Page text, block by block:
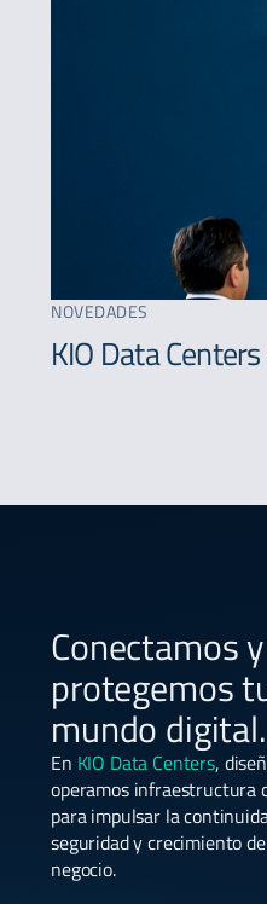
NOVEDADES
KIO Data
Conectamos y
protegemos
mundo digital.
En KIO Data Centers,
operamos infraestructura
para impulsar la
seguridad y crecimiento
negocio.